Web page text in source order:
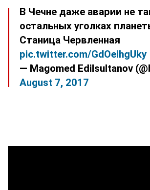
В Чечне даже аварии не
остальных уголках
Станица Червленная
pic.twitter.com/GdOeihgUky
— Magomed Edilsultanov
August 7, 2017